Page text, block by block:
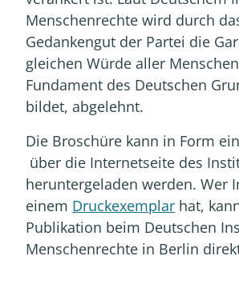
Menschenrechte wird durch
Gedankengut der Partei die
gleichen Würde aller
Fundament des Deutschen
bildet, abgelehnt.
Die Broschüre kann in Form
über die Internetseite des
heruntergeladen werden. Wer
einem Druckexemplar hat,
Publikation beim Deutschen
Menschenrechte in Berlin